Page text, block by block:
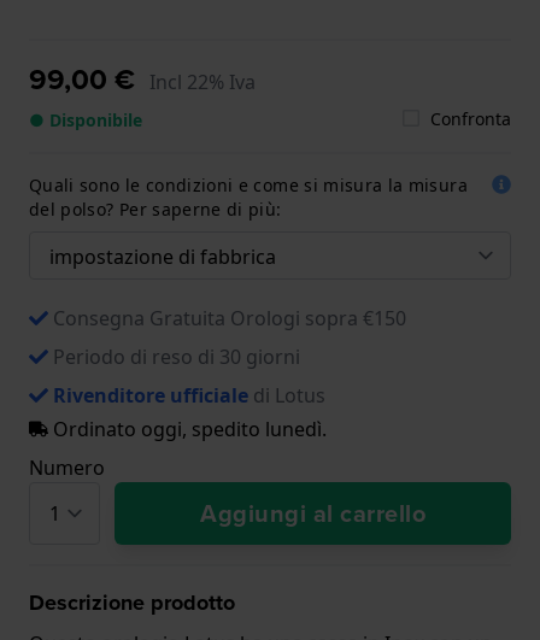
99,00 € Incl 22% Iva
● Disponibile Confronta
Quali sono le condizioni e come si misura la misura
del polso? Per saperne di più:
Consegna Gratuita Orologi sopra €150
Periodo di reso di 30 giorni
Rivenditore ufficiale di Lotus
Ordinato oggi, spedito lunedì.
Numero
Aggiungi al carrello
Descrizione prodotto